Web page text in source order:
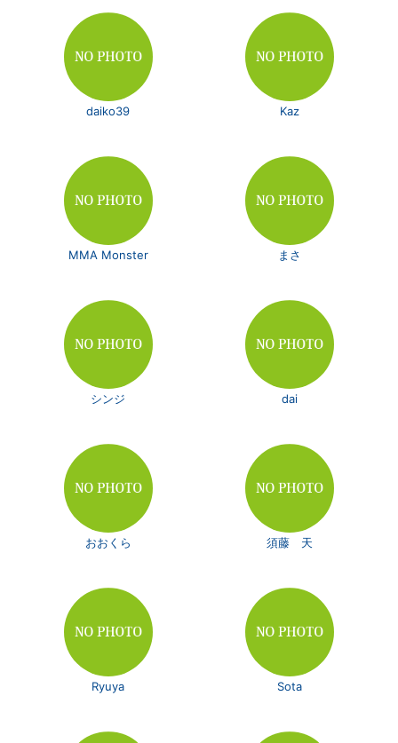
daiko39 Kaz
MMA Monster まさ
シンジ dai
おおくら 須藤 天
Ryuya Sota